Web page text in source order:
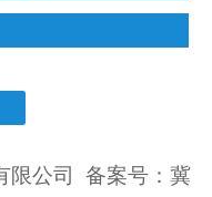
限公司 备案号： 冀